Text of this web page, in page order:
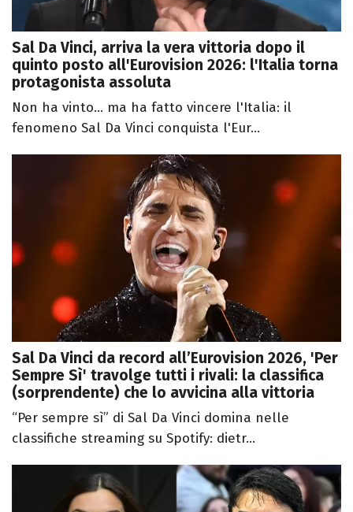
Sal Da Vinci, arriva la vera vittoria dopo il
quinto posto all'Eurovision 2026: l'Italia torna
protagonista assoluta
Non ha vinto… ma ha fatto vincere l'Italia: il
fenomeno Sal Da Vinci conquista l'Eur...
Sal Da Vinci da record all’Eurovision 2026, 'Per
Sempre Sì' travolge tutti i rivali: la classifica
(sorprendente) che lo avvicina alla vittoria
“Per sempre sì” di Sal Da Vinci domina nelle
classifiche streaming su Spotify: dietr...